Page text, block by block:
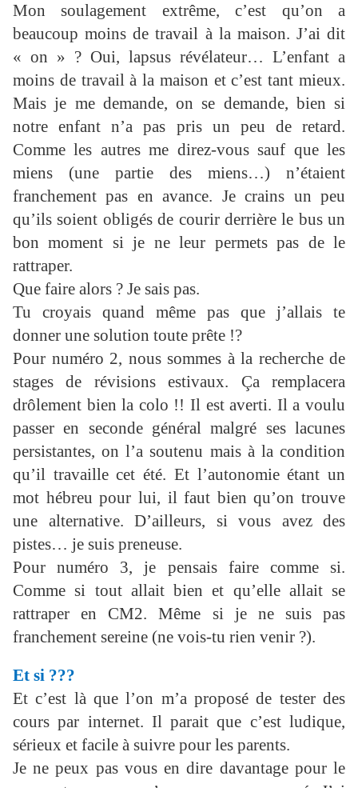
Mon soulagement extrême, c’est qu’on a
beaucoup moins de travail à la maison. J’ai dit
« on » ? Oui, lapsus révélateur… L’enfant a
moins de travail à la maison et c’est tant mieux.
Mais je me demande, on se demande, bien si
notre enfant n’a pas pris un peu de retard.
Comme les autres me direz-vous sauf que les
miens (une partie des miens…) n’étaient
franchement pas en avance. Je crains un peu
qu’ils soient obligés de courir derrière le bus un
bon moment si je ne leur permets pas de le
rattraper.
Que faire alors ? Je sais pas.
Tu croyais quand même pas que j’allais te
donner une solution toute prête !?
Pour numéro 2, nous sommes à la recherche de
stages de révisions estivaux. Ça remplacera
drôlement bien la colo !! Il est averti. Il a voulu
passer en seconde général malgré ses lacunes
persistantes, on l’a soutenu mais à la condition
qu’il travaille cet été. Et l’autonomie étant un
mot hébreu pour lui, il faut bien qu’on trouve
une alternative. D’ailleurs, si vous avez des
pistes… je suis preneuse.
Pour numéro 3, je pensais faire comme si.
Comme si tout allait bien et qu’elle allait se
rattraper en CM2. Même si je ne suis pas
franchement sereine (ne vois-tu rien venir ?).
Et si ???
Et c’est là que l’on m’a proposé de tester des
cours par internet. Il parait que c’est ludique,
sérieux et facile à suivre pour les parents.
Je ne peux pas vous en dire davantage pour le